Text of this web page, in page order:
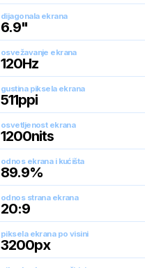
dijagonala ekrana
6.9"
osvežavanje ekrana
120Hz
gustina piksela ekrana
511ppi
osvetljenost ekrana
1200nits
odnos ekrana i kućišta
89.9%
odnos strana ekrana
20:9
piksela ekrana po visini
3200px